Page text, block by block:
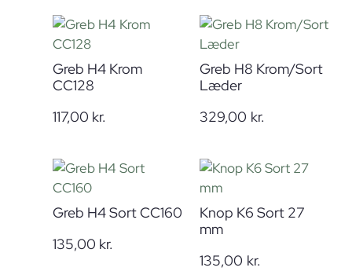
Greb H4 Krom
CC128
117,00 kr.
Greb H8 Krom/Sort
Læder
329,00 kr.
Greb H4 Sort CC160
135,00 kr.
Knop K6 Sort 27
mm
135,00 kr.